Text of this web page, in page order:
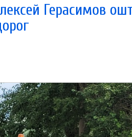
Герасимов